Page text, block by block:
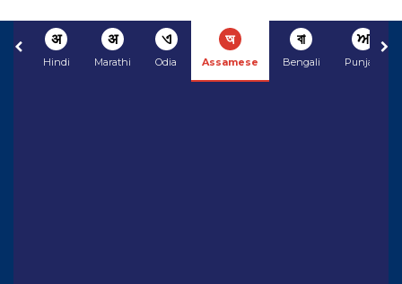
अ
Hindi
अ
Marathi
ଏ
Odia
অ
Assamese
বা
Bengali
ਅ
Punjabi